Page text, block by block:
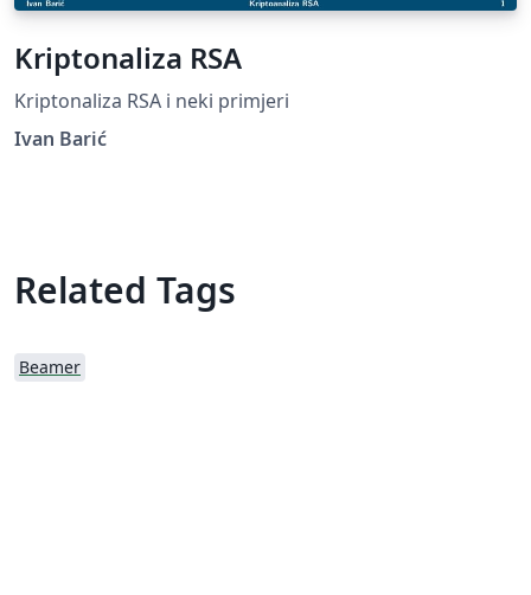
Kriptonaliza RSA
Kriptonaliza RSA i neki primjeri
Ivan Barić
Related Tags
Beamer